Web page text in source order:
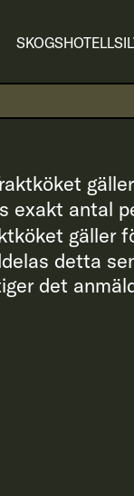
SKOGSHOTELL
exakt antal
gäller
detta
det